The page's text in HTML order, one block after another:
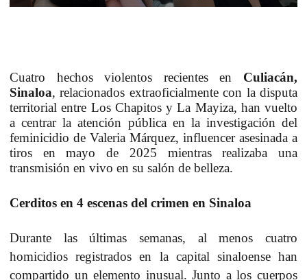
Cuatro hechos violentos recientes en Culiacán,
Sinaloa, relacionados extraoficialmente con la disputa
territorial entre Los Chapitos y La Mayiza, han vuelto
a centrar la atención pública en la investigación del
feminicidio de Valeria Márquez, influencer asesinada a
tiros en mayo de 2025 mientras realizaba una
transmisión en vivo en su salón de belleza.
Cerditos en 4 escenas del crimen en Sinaloa
Durante las últimas semanas, al menos cuatro
homicidios registrados en la capital sinaloense han
compartido un elemento inusual. Junto a los cuerpos